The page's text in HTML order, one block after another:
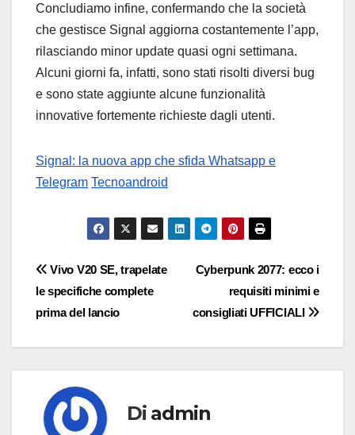
Concludiamo infine, confermando che la società
che gestisce Signal aggiorna costantemente l’app,
rilasciando minor update quasi ogni settimana.
Alcuni giorni fa, infatti, sono stati risolti diversi bug
e sono state aggiunte alcune funzionalità
innovative fortemente richieste dagli utenti.
Signal: la nuova app che sfida Whatsapp e
Telegram Tecnoandroid
Navigazione
articoli
Cyberpunk 2077: ecco i
requisiti minimi e
consigliati UFFICIALI
Vivo V20 SE, trapelate
le specifiche complete
prima del lancio
Di admin